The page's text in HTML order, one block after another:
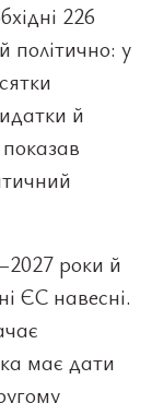
226
політично: у
й
роки й
ЄС навесні.
має дати